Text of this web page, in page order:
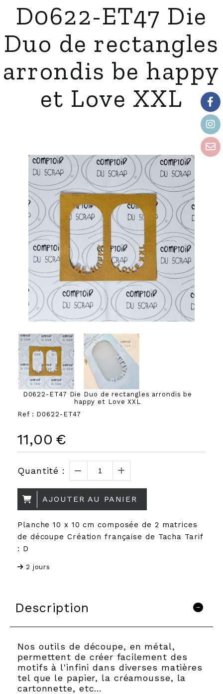
D0622-ET47 Die
Duo de rectangles
arrondis be happy
et Love XXL
D0622-ET47 Die Duo de rectangles arrondis be
happy et Love XXL
Ref : D0622-ET47
11,00 €
Quantité :
AJOUTER AU PANIER
Planche 10 x 10 cm composée de 2 matrices
de découpe Création française de Tacha Tarif
: D
2 jours
Description
Nos outils de découpe, en métal,
permettent de créer facilement des
motifs à l'infini dans diverses matières
tel que le papier, la créamousse, la
cartonnette, etc…